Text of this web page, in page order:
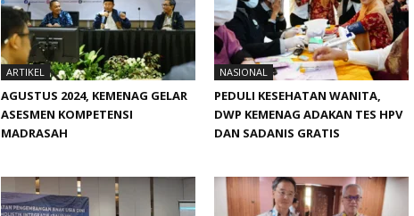
ARTIKEL
AGUSTUS 2024, KEMENAG GELAR
ASESMEN KOMPETENSI
MADRASAH
NASIONAL
PEDULI KESEHATAN WANITA,
DWP KEMENAG ADAKAN TES HPV
DAN SADANIS GRATIS